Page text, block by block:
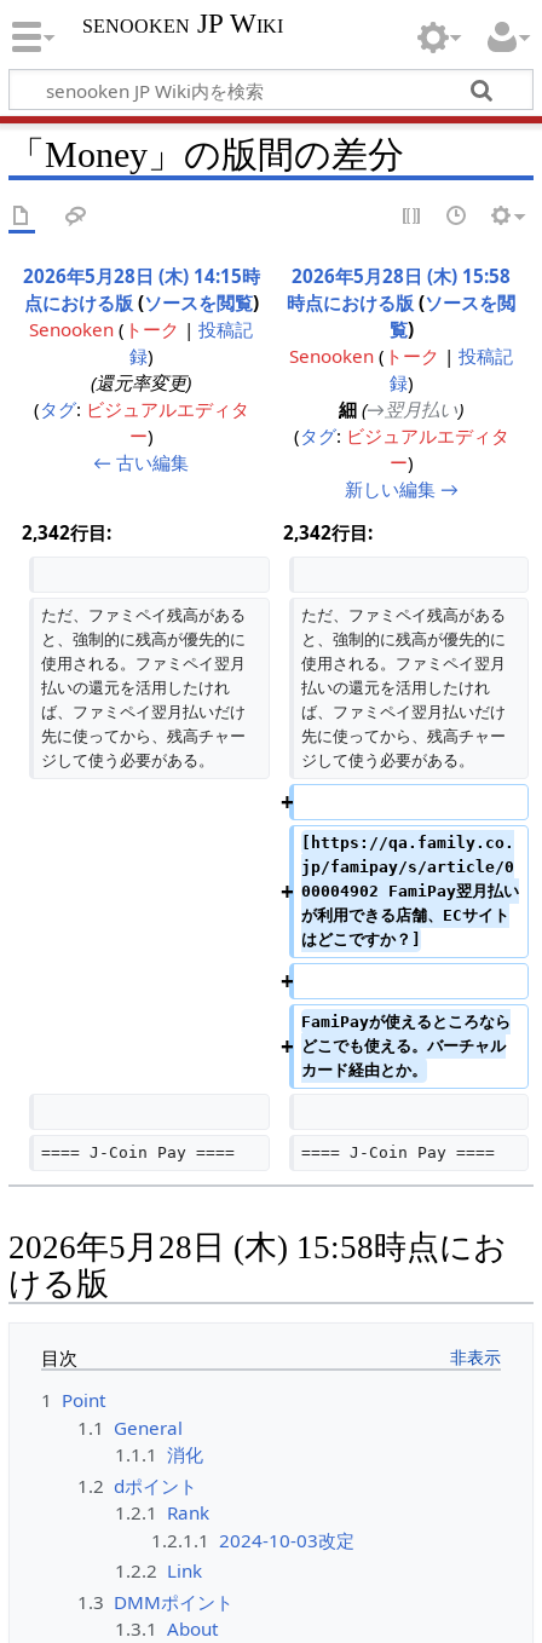
senooken JP Wiki
「Money」の版間の差分
2026年5月28日 (木) 14:15時
点における版 (ソースを閲覧)
Senooken ( トーク |投稿記
録)
(還元率変更)
タグ: ビジュアルエディタ
ー
← 古い編集
2026年5月28日 (木) 15:58
時点における版 (ソースを閲
覧)
Senooken ( トーク |投稿記
録)
細 (→‎翌月払い)
タグ: ビジュアルエディタ
ー
新しい編集 →
2,342行目:
2,342行目:
ただ、ファミペイ残高がある
と、強制的に残高が優先的に
使用される。ファミペイ翌月
払いの還元を活用したけれ
ば、ファミペイ翌月払いだけ
先に使ってから、残高チャー
ジして使う必要がある。
ただ、ファミペイ残高がある
と、強制的に残高が優先的に
使用される。ファミペイ翌月
払いの還元を活用したけれ
ば、ファミペイ翌月払いだけ
先に使ってから、残高チャー
ジして使う必要がある。
[https://qa.family.co.
jp/famipay/s/article/0
00004902 FamiPay翌月払い
が利用できる店舗、ECサイト
はどこですか？]
FamiPayが使えるところなら
どこでも使える。バーチャル
カード経由とか。
==== J-Coin Pay ==== ==== J-Coin Pay ====
2026年5月28日 (木) 15:58時点にお
ける版
目次
1 Point
1.1 General
1.1.1 消化
1.2 dポイント
1.2.1 Rank
1.2.1.1 2024-10-03改定
1.2.2 Link
1.3 DMMポイント
1.3.1 About